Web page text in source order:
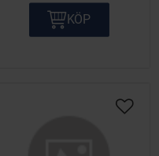
KÖP
Lägg